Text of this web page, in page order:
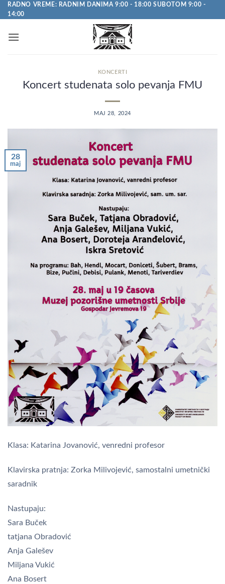
Pređi
na
RADNO VREME: RADNIM DANIMA 9:00 - 18:00 SUBOTOM 9:00 -
14:00
KONCERTI
Koncert studenata solo pevanja FMU
MAJ 28, 2024
28
maj
Klasa: Katarina Jovanović, venredni profesor
Klavirska pratnja: Zorka Milivojević, samostalni umetnički
saradnik
Nastupaju:
Sara Buček
tatjana Obradović
Anja Galešev
Miljana Vukić
Ana Bosert